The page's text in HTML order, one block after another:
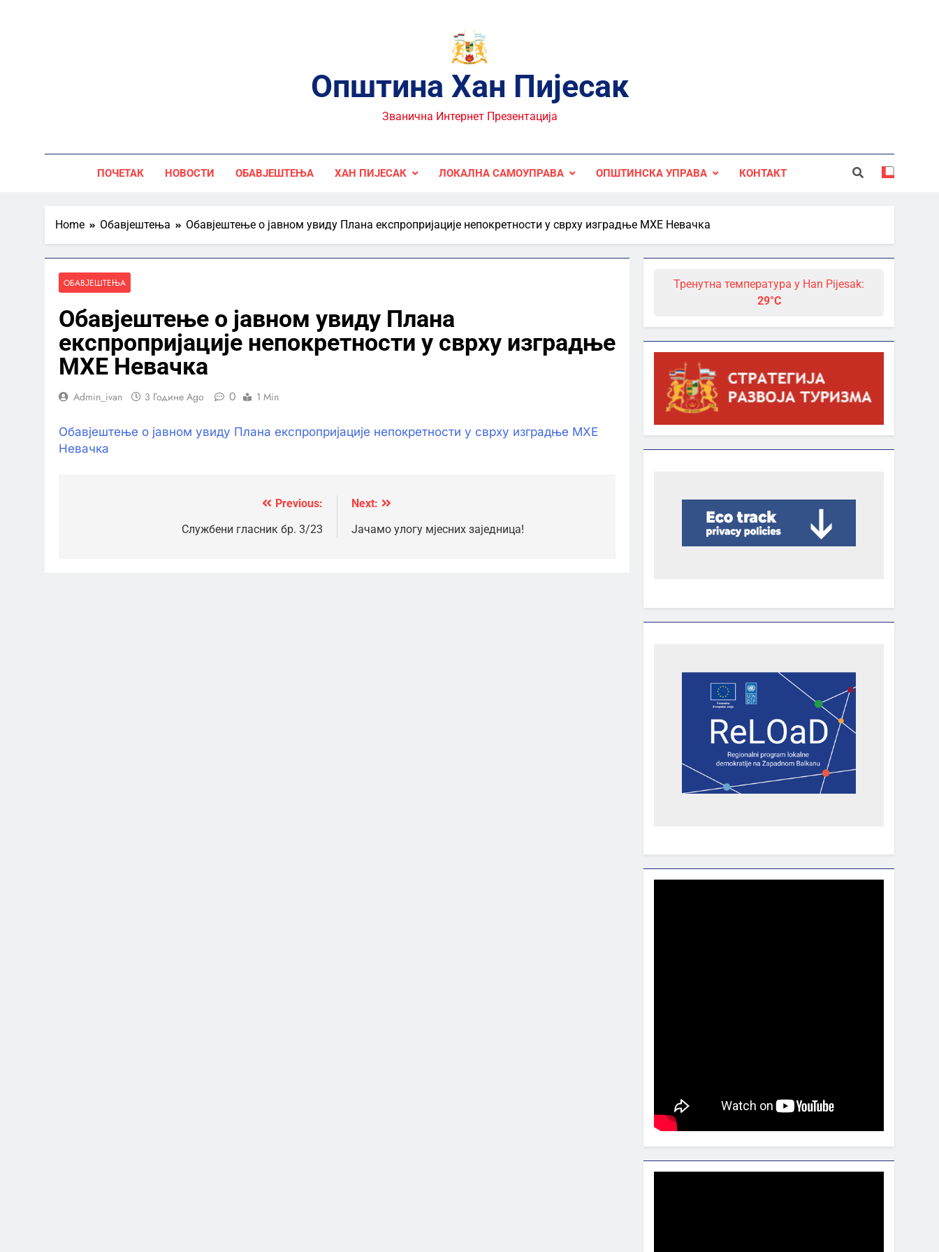
Општина Хан Пијесак
Званична Интернет Презентација
ПОЧЕТАК НОВОСТИ ОБАВЈЕШТЕЊА ХАН ПИЈЕСАК ЛОКАЛНА САМОУПРАВА ОПШТИНСКА УПРАВА КОНТАКТ
Home Обавјештења Обавјештење о јавном увиду Плана експропријације непокретности у сврху изградње МХЕ Невачка
ОБАВЈЕШТЕЊА
Обавјештење о јавном увиду Плана
експропријације непокретности у сврху изградње
МХЕ Невачка
Admin_ivan 3 Године Ago 0 1 Min
Обавјештење о јавном увиду Плана експропријације непокретности у сврху изградње МХЕ
Невачка
Previous:
Службени гласник бр. 3/23
Next:
Јачамо улогу мјесних заједница!
Тренутна температура у Han Pijesak:
29°C